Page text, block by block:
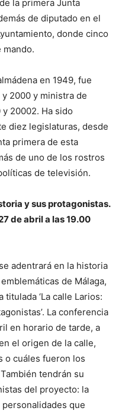
la primera Junta
de diputado en el
donde cinco
mando.
en 1949, fue
2000 y ministra de
20002. Ha sido
diez legislaturas, desde
primera de esta
de uno de los rostros
de televisión.
y sus protagonistas.
de abril a las 19.00
adentrará en la historia
de Málaga,
‘La calle Larios:
La conferencia
en horario de tarde, a
el origen de la calle,
o cuáles fueron los
tendrán su
del proyecto: la
personalidades que